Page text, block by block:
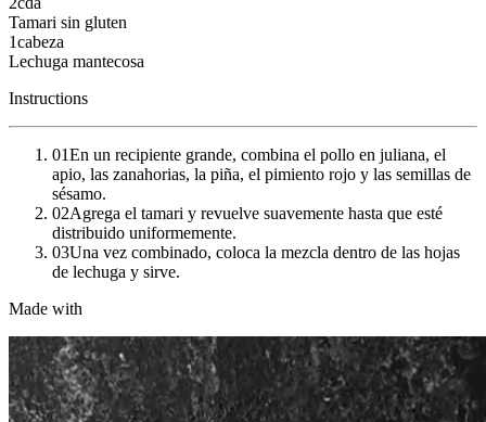
Tamari sin gluten
1cabeza
Lechuga mantecosa
Instructions
01En un recipiente grande, combina el pollo en juliana, el
apio, las zanahorias, la piña, el pimiento rojo y las semillas de
sésamo.
02Agrega el tamari y revuelve suavemente hasta que esté
distribuido uniformemente.
03Una vez combinado, coloca la mezcla dentro de las hojas
de lechuga y sirve.
Made with